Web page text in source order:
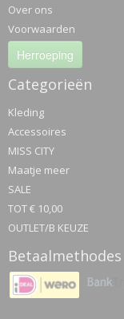
Over ons
Voorwaarden
Herroeping
Categorieën
Kleding
Accessoires
MISS CITY
Maatje meer
SALE
TOT € 10,00
OUTLET/B KEUZE
Betaalmethodes